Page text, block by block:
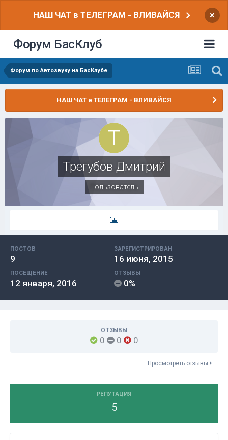
НАШ ЧАТ в ТЕЛЕГРАМ - ВЛИВАЙСЯ ×
Форум БасКлуб
Форум по Автозвуку на БасКлубе
НАШ ЧАТ в ТЕЛЕГРАМ - ВЛИВАЙСЯ
Трегубов Дмитрий
Пользователь
ПОСТОВ
9
ЗАРЕГИСТРИРОВАН
16 июня, 2015
ПОСЕЩЕНИЕ
12 января, 2016
ОТЗЫВЫ
0%
ОТЗЫВЫ
0 0 0
Просмотреть отзывы
РЕПУТАЦИЯ
5